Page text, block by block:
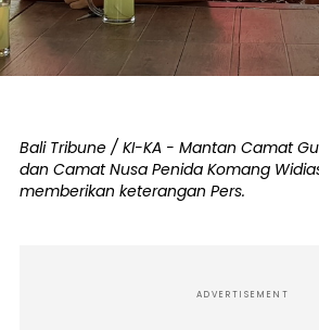
Bali Tribune / KI-KA - Mantan Camat
dan Camat Nusa Penida Komang
memberikan keterangan Pers.
ADVERTISEMENT